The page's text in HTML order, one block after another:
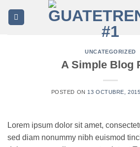
UNCATEGORIZED
A Simple Blog
POSTED ON 13 OCTUBRE, 2015
Lorem ipsum dolor sit amet,
sed diam nonummy nibh euismod